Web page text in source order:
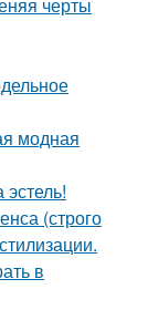
модная
(строго
в